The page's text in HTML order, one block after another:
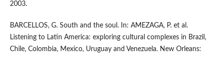
2003.
BARCELLOS, G. South and the soul. In: AMEZAGA, P. et al.
Listening to Latin America: exploring cultural complexes in Brazil,
Chile, Colombia, Mexico, Uruguay and Venezuela. New Orleans: